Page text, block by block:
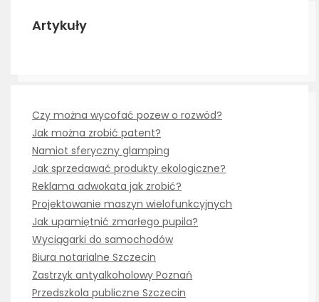
Artykuły
Czy można wycofać pozew o rozwód?
Jak można zrobić patent?
Namiot sferyczny glamping
Jak sprzedawać produkty ekologiczne?
Reklama adwokata jak zrobić?
Projektowanie maszyn wielofunkcyjnych
Jak upamiętnić zmarłego pupila?
Wyciągarki do samochodów
Biura notarialne Szczecin
Zastrzyk antyalkoholowy Poznań
Przedszkola publiczne Szczecin